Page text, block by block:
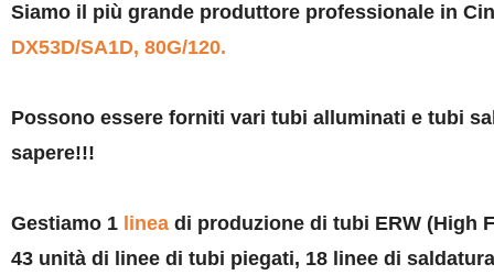
Siamo il più grande produttore professionale in
DX53D/SA1D, 80G/120.
Possono essere forniti vari tubi alluminati e tubi
sapere!!!
Gestiamo 1lineadi produzione di tubi ERW (High
43 unità di linee di tubi piegati, 18 linee di